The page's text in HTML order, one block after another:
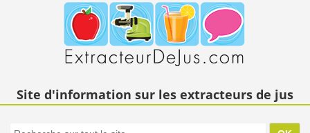
Site d'information sur les extracteurs de jus